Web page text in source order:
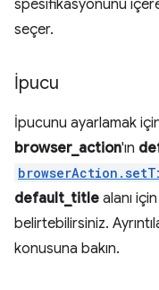
spesifikasyonunu
seçer.
İpucu
İpucunu ayarlamak
browser_action'ın
default_title alanı
belirtebilirsiniz.
konusuna bakın.